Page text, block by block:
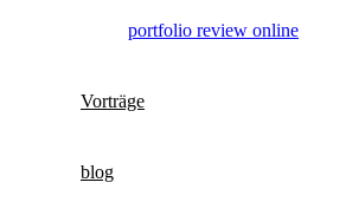
portfolio review online
Vorträge
blog